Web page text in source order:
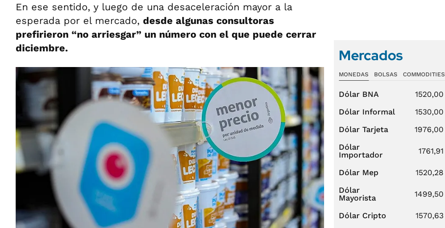
En ese sentido, y luego de una desaceleración mayor a la
esperada por el mercado, desde algunas consultoras
prefirieron “no arriesgar” un número con el que puede cerrar
diciembre.
Mercados
MONEDAS BOLSAS COMMODITIES
Dólar BNA 1520,00
Dólar Informal
1530,00
Dólar Tarjeta
1976,00
Dólar
Importador
1761,91
Dólar Mep 1520,28
Dólar
Mayorista
1499,50
Dólar Cripto 1570,63